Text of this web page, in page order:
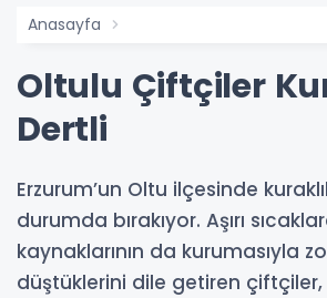
Anasayfa
Oltulu Çiftçiler
Dertli
Erzurum’un Oltu ilçesinde
durumda bırakıyor. Aşırı
kaynaklarının da kurumasıyla
düştüklerini dile getiren